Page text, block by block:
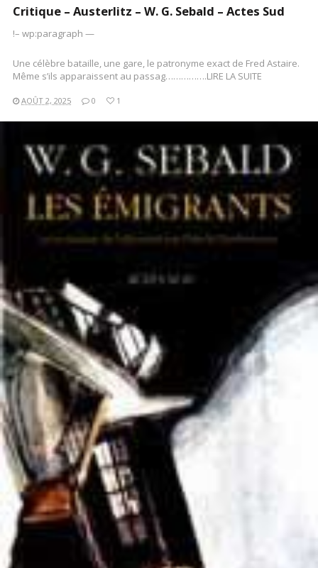
Critique – Austerlitz – W. G. Sebald – Actes Sud
!– wp:paragraph —
Une célèbre bataille, une gare, le patronyme exact de Fred Astaire.
Même s’ils apparaissent au passag…………….LIRE LA SUITE
AOÛT 2, 2025 0 1
LIRE LA SUITE